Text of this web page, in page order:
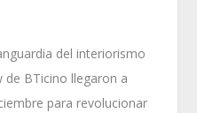
del interiorismo
de BTicino llegaron a
para revolucionar